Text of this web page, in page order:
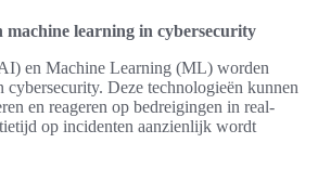
machine learning in cybersecurity
en Machine Learning (ML) worden
cybersecurity. Deze technologieën kunnen
en reageren op bedreigingen in real-
op incidenten aanzienlijk wordt